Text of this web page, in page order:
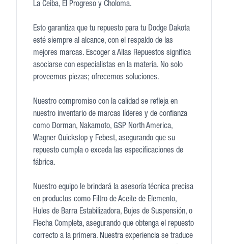
La Ceiba, El Progreso y Choloma.
Esto garantiza que tu repuesto para tu Dodge Dakota
esté siempre al alcance, con el respaldo de las
mejores marcas. Escoger a Allas Repuestos significa
asociarse con especialistas en la materia. No solo
proveemos piezas; ofrecemos soluciones.
Nuestro compromiso con la calidad se refleja en
nuestro inventario de marcas líderes y de confianza
como Dorman, Nakamoto, GSP North America,
Wagner Quickstop y Febest, asegurando que su
repuesto cumpla o exceda las especificaciones de
fábrica.
Nuestro equipo le brindará la asesoría técnica precisa
en productos como Filtro de Aceite de Elemento,
Hules de Barra Estabilizadora, Bujes de Suspensión, o
Flecha Completa, asegurando que obtenga el repuesto
correcto a la primera. Nuestra experiencia se traduce